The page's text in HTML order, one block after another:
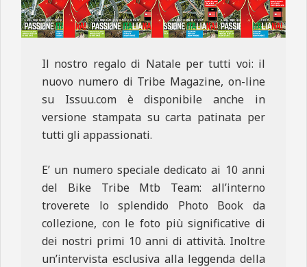
Il nostro regalo di Natale per tutti voi: il
nuovo numero di Tribe Magazine, on-line
su Issuu.com è disponibile anche in
versione stampata su carta patinata per
tutti gli appassionati.
E’ un numero speciale dedicato ai 10 anni
del Bike Tribe Mtb Team: all’interno
troverete lo splendido Photo Book da
collezione, con le foto più significative di
dei nostri primi 10 anni di attività. Inoltre
un’intervista esclusiva alla leggenda della